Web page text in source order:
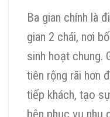
Ba gian chính là
gian 2 chái, nơi
sinh hoạt chung.
tiên rộng rãi hơn
tiếp khách, tạo
bên phục vụ nhu